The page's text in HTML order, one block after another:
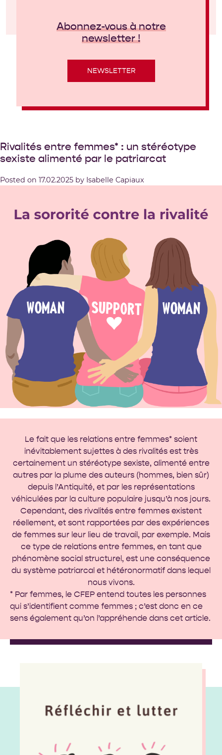
Abonnez-vous à notre
newsletter !
NEWSLETTER
Rivalités entre femmes* : un stéréotype
sexiste alimenté par le patriarcat
Posted on 17.02.2025 by Isabelle Capiaux
Le fait que les relations entre femmes* soient
inévitablement sujettes à des rivalités est très
certainement un stéréotype sexiste, alimenté entre
autres par la plume des auteurs (hommes, bien sûr)
depuis l’Antiquité, et par les représentations
véhiculées par la culture populaire jusqu’à nos jours.
Cependant, des rivalités entre femmes existent
réellement, et sont rapportées par des expériences
de femmes sur leur lieu de travail, par exemple. Mais
ce type de relations entre femmes, en tant que
phénomène social structurel, est une conséquence
du système patriarcal et hétéronormatif dans lequel
nous vivons.
* Par femmes, le CFEP entend toutes les personnes
qui s’identifient comme femmes ; c’est donc en ce
sens également qu’on l’appréhende dans cet article.